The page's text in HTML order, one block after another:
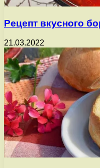
Рецепт вкусного
21.03.2022